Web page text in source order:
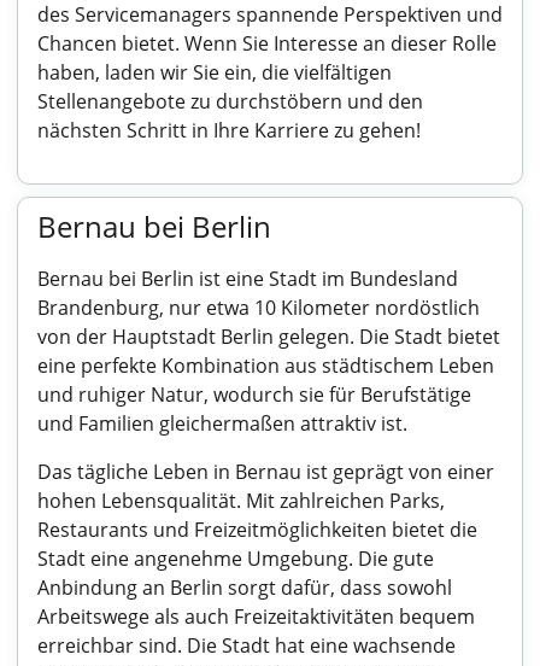
des Servicemanagers spannende Perspektiven und
Chancen bietet. Wenn Sie Interesse an dieser Rolle
haben, laden wir Sie ein, die vielfältigen
Stellenangebote zu durchstöbern und den
nächsten Schritt in Ihre Karriere zu gehen!
Bernau bei Berlin
Bernau bei Berlin ist eine Stadt im Bundesland
Brandenburg, nur etwa 10 Kilometer nordöstlich
von der Hauptstadt Berlin gelegen. Die Stadt bietet
eine perfekte Kombination aus städtischem Leben
und ruhiger Natur, wodurch sie für Berufstätige
und Familien gleichermaßen attraktiv ist.
Das tägliche Leben in Bernau ist geprägt von einer
hohen Lebensqualität. Mit zahlreichen Parks,
Restaurants und Freizeitmöglichkeiten bietet die
Stadt eine angenehme Umgebung. Die gute
Anbindung an Berlin sorgt dafür, dass sowohl
Arbeitswege als auch Freizeitaktivitäten bequem
erreichbar sind. Die Stadt hat eine wachsende